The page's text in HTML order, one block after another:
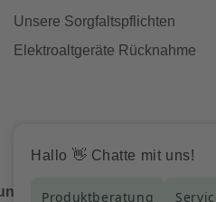
Unsere Sorgfaltspflichten
Elektroaltgeräte Rücknahme
bei uns und möchtest